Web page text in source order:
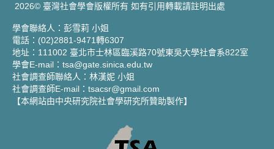
2026© 臺灣社會學會版權所有 如有引用轉載請註明出處
學會聯絡人：彭雪莉 小姐
電話：(02)2881-9471轉6307
地址：111002 臺北市士林區臨溪路70號東吳大學社會系822室
學會E-mail：tsa@gate.sinica.edu.tw
社會調查師聯絡人：林漢妮 小姐
社會調查師E-mail：tsacsr@gmail.com
【本網站由中央研究院社會學研究所贊助製作】